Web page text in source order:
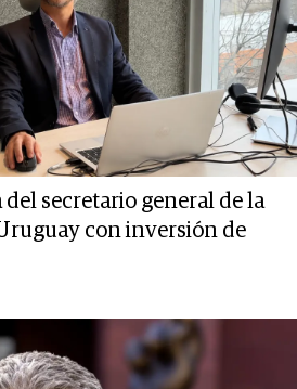
del secretario general de la
con inversión de